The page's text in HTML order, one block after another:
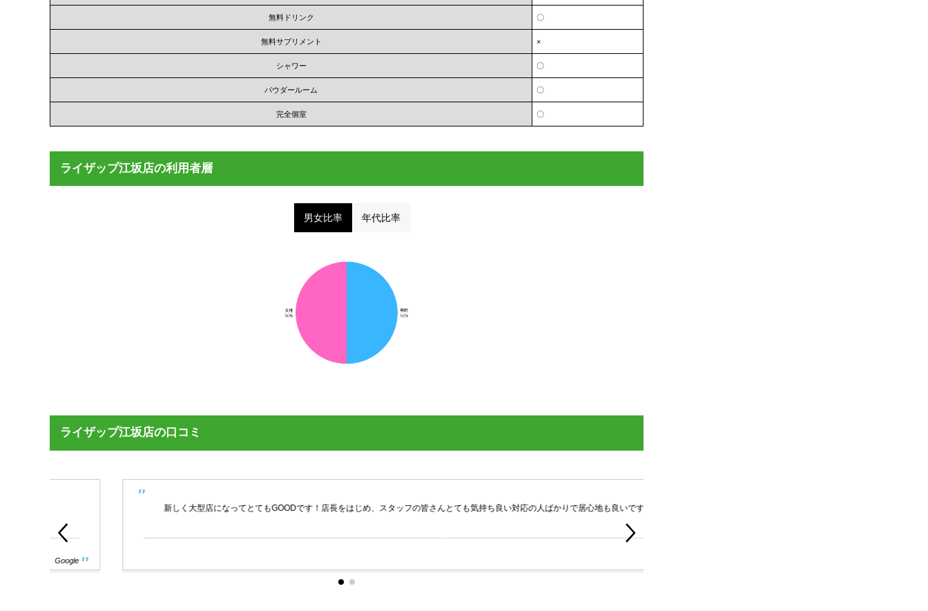
無料ドリンク 〇
無料サプリメント ×
シャワー 〇
パウダールーム 〇
完全個室 〇
ライザップ江坂店の利用者層
男女比率 年代比率
ライザップ江坂店の口コミ
新しく大型店になってとてもGOODです！店長をはじめ、スタッフの皆さんとても気持ち良い対応の人ばかりで居心地も良いです。